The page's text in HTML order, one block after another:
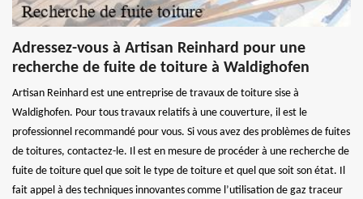
Adressez-vous à Artisan Reinhard pour une
recherche de fuite de toiture à Waldighofen
Artisan Reinhard est une entreprise de travaux de toiture sise à
Waldighofen. Pour tous travaux relatifs à une couverture, il est le
professionnel recommandé pour vous. Si vous avez des problèmes de fuites
de toitures, contactez-le. Il est en mesure de procéder à une recherche de
fuite de toiture quel que soit le type de toiture et quel que soit son état. Il
fait appel à des techniques innovantes comme l’utilisation de gaz traceur